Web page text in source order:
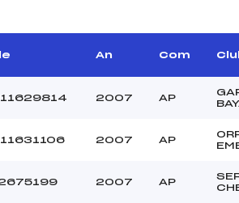
–
Distance :
Point Haut :
–
An Com
2007 AP
2007 AP
2007 AP